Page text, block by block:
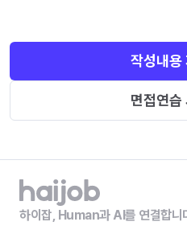
작성내용
면접연습
하이잡, Human과 AI를 연결합니